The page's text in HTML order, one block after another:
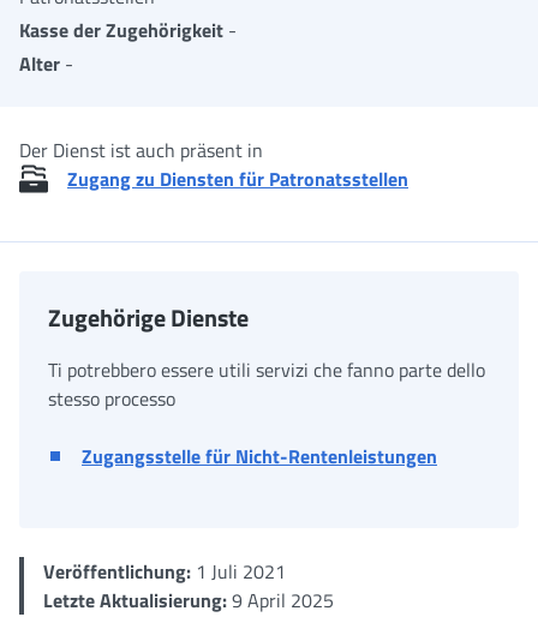
Kasse der Zugehörigkeit -
Alter -
Der Dienst ist auch präsent in
Zugang zu Diensten für Patronatsstellen
Veröffentlichung: 1 Juli 2021
Letzte Aktualisierung:9 April 2025
Zugehörige Dienste
Ti potrebbero essere utili servizi che fanno parte dello
stesso processo
Zugangsstelle für Nicht-Rentenleistungen